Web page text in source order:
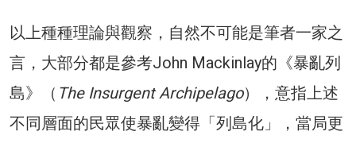
以上種種理論與觀察，自然不可能是筆者一家之
言，大部分都是參考John Mackinlay的《暴亂列
島》（ The Insurgent Archipelago），意指上述
不同層面的民眾使暴亂變得「列島化」，當局更